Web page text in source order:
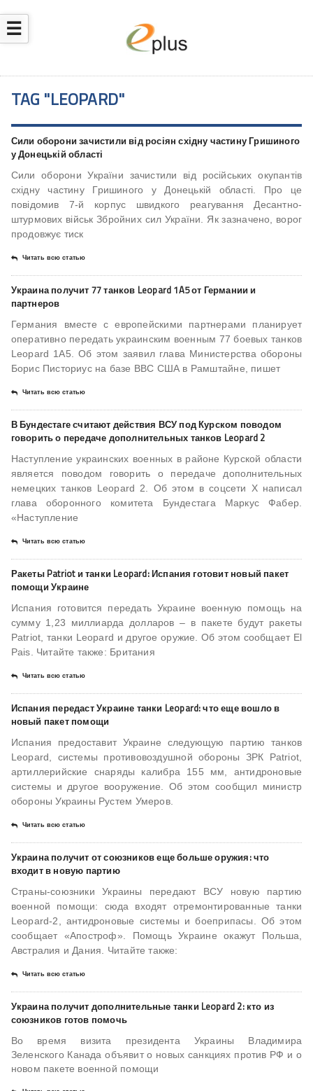
☰
TAG "LEOPARD"
Сили оборони зачистили від росіян східну частину Гришиного
у Донецькій області
Сили оборони України зачистили від російських окупантів
східну частину Гришиного у Донецькій області. Про це
повідомив 7-й корпус швидкого реагування Десантно-
штурмових військ Збройних сил України. Як зазначено, ворог
продовжує тиск
Читать всю статью
Украина получит 77 танков Leopard 1A5 от Германии и
партнеров
Германия вместе с европейскими партнерами планирует
оперативно передать украинским военным 77 боевых танков
Leopard 1A5. Об этом заявил глава Министерства обороны
Борис Писториус на базе ВВС США в Рамштайне, пишет
Читать всю статью
В Бундестаге считают действия ВСУ под Курском поводом
говорить о передаче дополнительных танков Leopard 2
Наступление украинских военных в районе Курской области
является поводом говорить о передаче дополнительных
немецких танков Leopard 2. Об этом в соцсети Х написал
глава оборонного комитета Бундестага Маркус Фабер.
«Наступление
Читать всю статью
Ракеты Patriot и танки Leopard: Испания готовит новый пакет
помощи Украине
Испания готовится передать Украине военную помощь на
сумму 1,23 миллиарда долларов – в пакете будут ракеты
Patriot, танки Leopard и другое оружие. Об этом сообщает El
Pais. Читайте также: Британия
Читать всю статью
Испания передаст Украине танки Leopard: что еще вошло в
новый пакет помощи
Испания предоставит Украине следующую партию танков
Leopard, системы противовоздушной обороны ЗРК Patriot,
артиллерийские снаряды калибра 155 мм, антидроновые
системы и другое вооружение. Об этом сообщил министр
обороны Украины Рустем Умеров.
Читать всю статью
Украина получит от союзников еще больше оружия: что
входит в новую партию
Страны-союзники Украины передают ВСУ новую партию
военной помощи: сюда входят отремонтированные танки
Leopard-2, антидроновые системы и боеприпасы. Об этом
сообщает «Апостроф». Помощь Украине окажут Польша,
Австралия и Дания. Читайте также:
Читать всю статью
Украина получит дополнительные танки Leopard 2: кто из
союзников готов помочь
Во время визита президента Украины Владимира
Зеленского Канада объявит о новых санкциях против РФ и о
новом пакете военной помощи